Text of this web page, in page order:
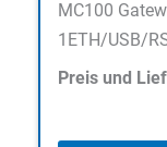
MC100
1ETH/USB/
Preis und